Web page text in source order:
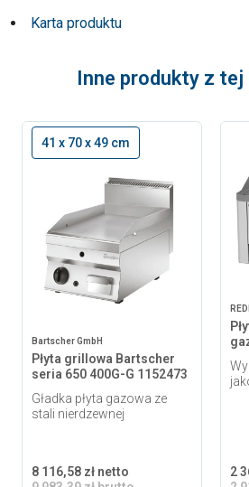
Karta produktu
Inne produkty z
41 x 70 x 49 cm
Bartscher GmbH
Płyta grillowa Bartscher
seria 650 400G-G 1152473
Gładka płyta gazowa ze
stali nierdzewnej
8 116,58 zł netto
2